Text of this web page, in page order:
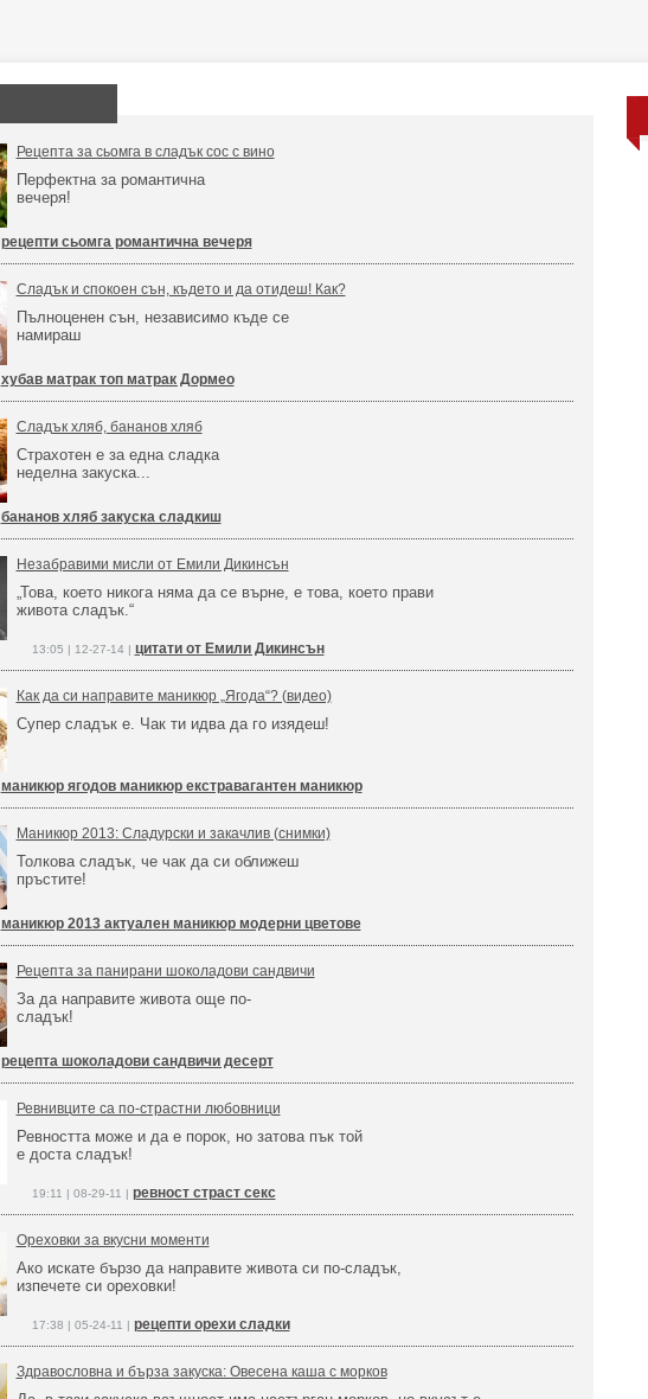
Рецепта за сьомга в сладък сос с вино
Перфектна за романтична
вечеря!
рецепти сьомга романтична вечеря
Сладък и спокоен сън, където и да отидеш! Как?
Пълноценен сън, независимо къде се
намираш
хубав матрак топ матрак Дормео
Сладък хляб, бананов хляб
Страхотен е за една сладка
неделна закуска...
бананов хляб закуска сладкиш
Незабравими мисли от Емили Дикинсън
„Това, което никога няма да се върне, е това, което прави
живота сладък.“
13:05 | 12-27-14 | цитати от Емили Дикинсън
Как да си направите маникюр „Ягода“? (видео)
Супер сладък е. Чак ти идва да го изядеш!
маникюр ягодов маникюр екстравагантен маникюр
Маникюр 2013: Сладурски и закачлив (снимки)
Толкова сладък, че чак да си оближеш
пръстите!
маникюр 2013 актуален маникюр модерни цветове
Рецепта за панирани шоколадови сандвичи
За да направите живота още по-
сладък!
рецепта шоколадови сандвичи десерт
Ревнивците са по-страстни любовници
Ревността може и да е порок, но затова пък той
е доста сладък!
19:11 | 08-29-11 | ревност страст секс
Ореховки за вкусни моменти
Ако искате бързо да направите живота си по-сладък,
изпечете си ореховки!
17:38 | 05-24-11 | рецепти орехи сладки
Здравословна и бърза закуска: Овесена каша с морков